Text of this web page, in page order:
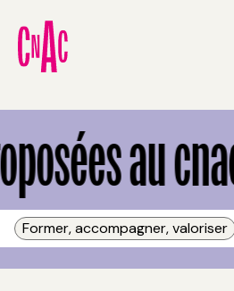
contenu
principal
au cnac
Former, accompagner, valoriser